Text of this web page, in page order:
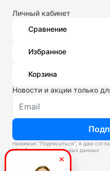
Личный кабинет
Сравнение
Избранное
Корзина
Новости и акции только
Нажимая “Подписаться”, я даю
обработку персональных данных